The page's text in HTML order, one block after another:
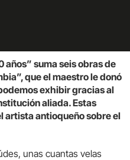
suma seis obras de
que el maestro le donó
exhibir gracias al
aliada. Estas
artista antioqueño sobre el
unas cuantas velas